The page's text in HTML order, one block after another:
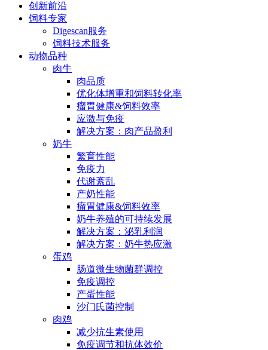
创新前沿
饲料专家
Digescan服务
饲料技术服务
动物品种
肉牛
肉品质
优化体增重和饲料转化率
瘤胃健康&饲料效率
应激与免疫
解决方案：肉产品盈利
奶牛
繁育性能
免疫力
代谢紊乱
产奶性能
瘤胃健康&饲料效率
奶牛养殖的可持续发展
解决方案：泌乳利润
解决方案：奶牛热应激
蛋鸡
肠道微生物菌群调控
免疫调控
产蛋性能
沙门氏菌控制
肉鸡
减少抗生素使用
免疫调节和抗体效价